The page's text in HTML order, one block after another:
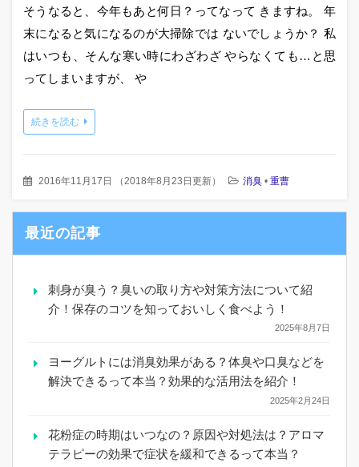
そうなると、今年もあと何日？ってなって きますね。 年
末になると気になるのが大掃除では ないでしょうか？ 私
はいつも、そんな寒い時にわざわざ やらなくても…と思
ってしまいますが、 や
続きを読む
2016年11月17日 （ 2018年8月23日更新） 消臭 • 重曹
最近の記事
刺身が臭う？臭いの取り方や対策方法について紹
介！保存のコツを知っておいしく食べよう！
2025年8月7日
ヨーグルトには消臭効果がある？体臭や口臭などを
解決できるって本当？効果的な活用法を紹介！
2025年2月24日
花粉症の時期はいつなの？原因や対処法は？アロマ
テラピーの効果で症状を緩和できるって本当？